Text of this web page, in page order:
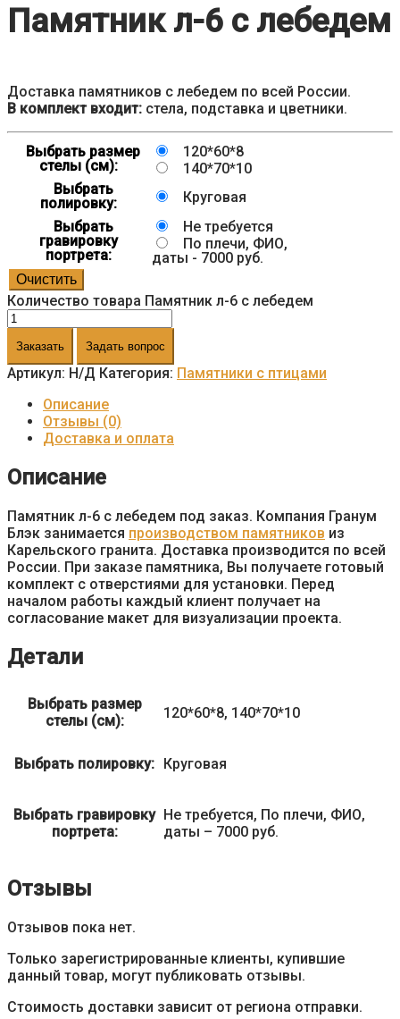
Памятник л-6 с лебедем
Доставка памятников с лебедем по всей России.
В комплект входит: стела, подставка и цветники.
Выбрать размер
стелы (см):
120*60*8
140*70*10
Выбрать
полировку:
Круговая
Выбрать
гравировку
портрета:
Не требуется
По плечи, ФИО,
даты - 7000 руб.
Очистить
Количество товара Памятник л-6 с лебедем
Заказать Задать вопрос
Артикул: Н/Д Категория: Памятники с птицами
Описание
Отзывы (0)
Доставка и оплата
Описание
Памятник л-6 с лебедем под заказ. Компания Гранум
Блэк занимается производством памятников из
Карельского гранита. Доставка производится по всей
России. При заказе памятника, Вы получаете готовый
комплект с отверстиями для установки. Перед
началом работы каждый клиент получает на
согласование макет для визуализации проекта.
Детали
Выбрать размер
стелы (см):
120*60*8, 140*70*10
Выбрать полировку: Круговая
Выбрать гравировку
портрета:
Не требуется, По плечи, ФИО,
даты – 7000 руб.
Отзывы
Отзывов пока нет.
Только зарегистрированные клиенты, купившие
данный товар, могут публиковать отзывы.
Стоимость доставки зависит от региона отправки.